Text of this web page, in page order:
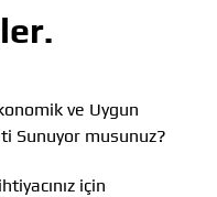
ve Uygun
Sunuyor musunuz?
ihtiyacınız için